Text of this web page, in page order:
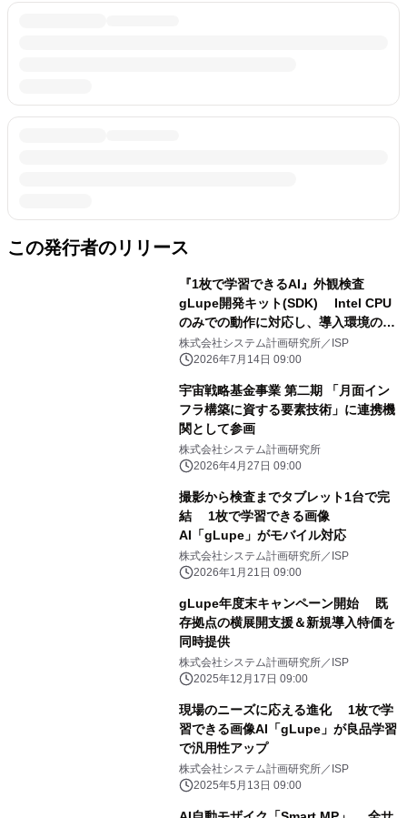
この発行者のリリース
『1枚で学習できるAI』外観検査
gLupe開発キット(SDK) Intel CPU
のみでの動作に対応し、導入環境の制
約を大幅緩和
株式会社システム計画研究所／ISP
2026年7月14日 09:00
宇宙戦略基金事業 第二期 「月面イン
フラ構築に資する要素技術」に連携機
関として参画
株式会社システム計画研究所
2026年4月27日 09:00
撮影から検査までタブレット1台で完
結 1枚で学習できる画像
AI「gLupe」がモバイル対応
株式会社システム計画研究所／ISP
2026年1月21日 09:00
gLupe年度末キャンペーン開始 既
存拠点の横展開支援＆新規導入特価を
同時提供
株式会社システム計画研究所／ISP
2025年12月17日 09:00
現場のニーズに応える進化 1枚で学
習できる画像AI「gLupe」が良品学習
で汎用性アップ
株式会社システム計画研究所／ISP
2025年5月13日 09:00